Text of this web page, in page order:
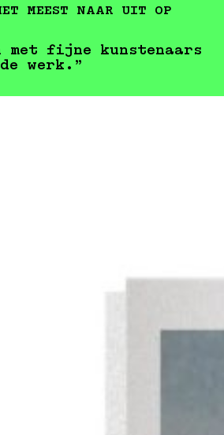
MEEST NAAR UIT OP
met fijne kunstenaars
werk.”